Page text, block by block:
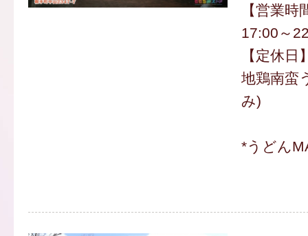
【営業
17:00～
【定休日
地鶏南蛮
み)
*うどん